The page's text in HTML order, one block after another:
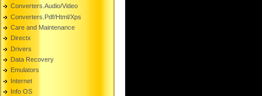
Converters.Audio/Video
Converters.Pdf/Html/Xps
Care and Maintenance
Directx
Drivers
Data Recovery
Emulators
Internet
Info OS